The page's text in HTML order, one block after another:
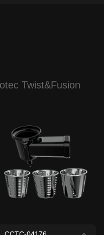
Twist&Fusion